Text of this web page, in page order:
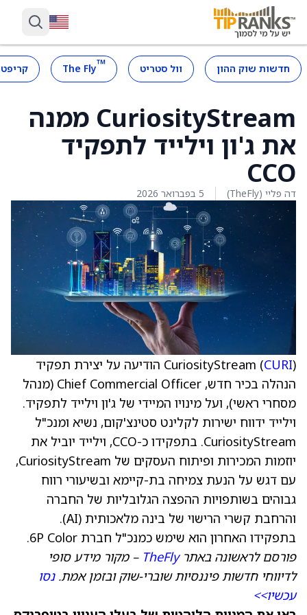
חדשות שוק ההון וול סטריט ™
The Fly
CuriosityStream ממנה
את ג'ון וילייד לתפקיד
CCO
דה פליי (TheFly) 5 בפברואר 2026
CuriosityStream (CURI
) הודיעה על יצירת תפקיד
הנהלה בכיר חדש, Chief Commercial Officer (מנהל
מסחרי ראשי), ועל מינויו המיידי של ג'ון וילייד לתפקיד.
וילייד ידווח ישירות לקלינט סטינצ'קום, נשיא ומנכ"ל
CuriosityStream. בתפקידו כ-CCO, וילייד יוביל את
יוזמות המכירות ופיתוח העסקים של CuriosityStream,
עם דגש על הנעת צמיחה בת-קיימא ובשיעורי רווח
גבוהים בשותפויות ההפצה הגלובליות של החברה
והרחבת קשרי הרישוי של בינה מלאכותית (AI).
בתפקידו האחרון הוא שימש כמנכ"ל חברת 6P Color.
פורסם לראשונה באתרTheFly – מקור מידע סופי
לדיווחי חדשות פיננסיות שוברי-שוק ובזמן אמת.נסו
עכשיו>>